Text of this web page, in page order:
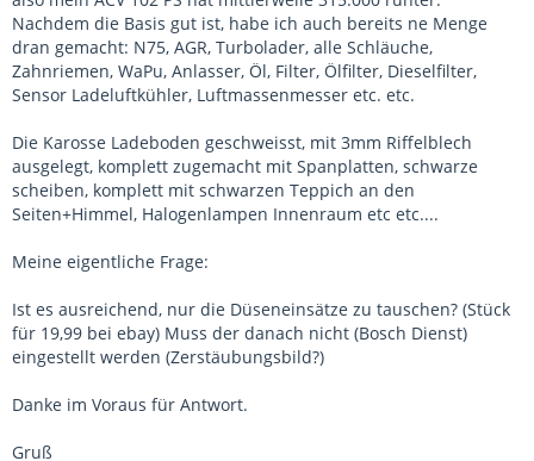
Nachdem die Basis gut ist, habe ich auch bereits ne Menge
dran gemacht: N75, AGR, Turbolader, alle Schläuche,
Zahnriemen, WaPu, Anlasser, Öl, Filter, Ölfilter, Dieselfilter,
Sensor Ladeluftkühler, Luftmassenmesser etc. etc.
Die Karosse Ladeboden geschweisst, mit 3mm Riffelblech
ausgelegt, komplett zugemacht mit Spanplatten, schwarze
scheiben, komplett mit schwarzen Teppich an den
Seiten+Himmel, Halogenlampen Innenraum etc etc....
Meine eigentliche Frage:
Ist es ausreichend, nur die Düseneinsätze zu tauschen? (Stück
für 19,99 bei ebay) Muss der danach nicht (Bosch Dienst)
eingestellt werden (Zerstäubungsbild?)
Danke im Voraus für Antwort.
Gruß